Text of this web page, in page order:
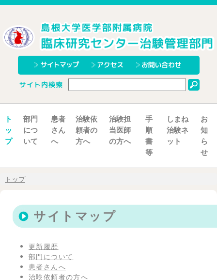
こ
ー
ジ
ト
ッ
プ
部門
につ
いて
患者
さん
へ
治験依
頼者の
方へ
治験担
当医師
の方へ
手
順
書
等
しまね
治験ネ
ット
お
知
ら
せ
現
置：
トップ
サイトマップ
更新履歴
部門について
患者さんへ
治験依頼者の方へ